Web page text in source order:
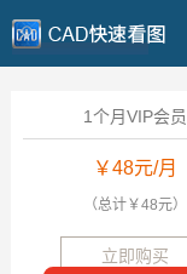
1个月VIP会员
￥48元/月
（总计￥48元）
立即购买